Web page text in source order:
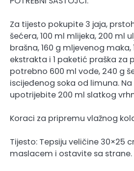
Za tijesto pokupite 3 jaja,
šećera, 100 ml mlijeka, 200 ml
brašna, 160 g mljevenog maka,
ekstrakta i 1 paketić praška za
potrebno 600 ml vode, 240 g
iscijeđenog soka od limuna.
upotrijebite 200 ml slatkog
Koraci za pripremu vlažnog
Tijesto: Tepsiju veličine 30×25
maslacem i ostavite sa strane.